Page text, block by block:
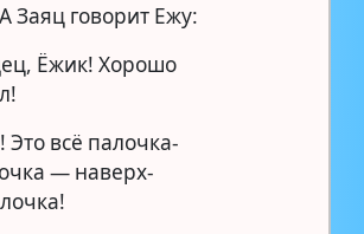
А Заяц говорит Ежу:
Ёжик! Хорошо
всё палочка-
— наверх-